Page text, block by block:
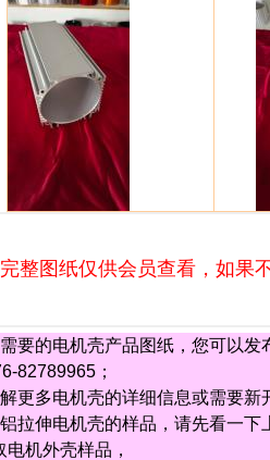
完整图纸仅供会员查看，如果
要的电机壳产品图纸，您可以
82789965；
更多电机壳的详细信息或需要
拉伸电机壳的样品，请先看一
机外壳样品，